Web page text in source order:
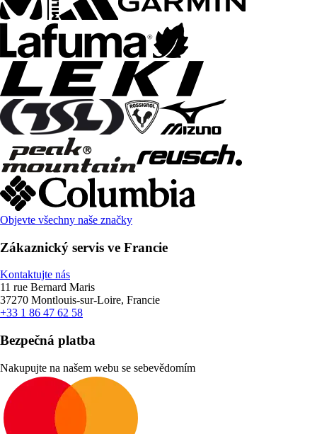
Objevte všechny naše značky
Zákaznický servis ve Francie
Kontaktujte nás
11 rue Bernard Maris
37270 Montlouis-sur-Loire, Francie
+33 1 86 47 62 58
Bezpečná platba
Nakupujte na našem webu se sebevědomím